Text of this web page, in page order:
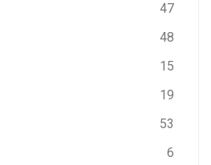
47
48
15
19
53
6